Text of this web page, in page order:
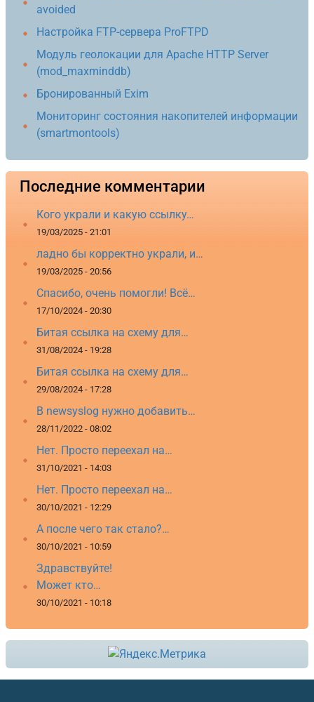
avoided
Настройка FTP-сервера ProFTPD
Модуль геолокации для Apache HTTP Server
(mod_maxminddb)
Бронированный Exim
Мониторинг состояния накопителей информации
(smartmontools)
Последние комментарии
Кого украли и какую ссылку…
19/03/2025 - 21:01
ладно бы корректно украли, и…
19/03/2025 - 20:56
Спасибо, очень помогли! Всё…
17/10/2024 - 20:30
Битая ссылка на схему для…
31/08/2024 - 19:28
Битая ссылка на схему для…
29/08/2024 - 17:28
В newsyslog нужно добавить…
28/11/2022 - 08:02
Нет. Просто переехал на…
31/10/2021 - 14:03
Нет. Просто переехал на…
30/10/2021 - 12:29
А после чего так стало?…
30/10/2021 - 10:59
Здравствуйте!
Может кто…
30/10/2021 - 10:18